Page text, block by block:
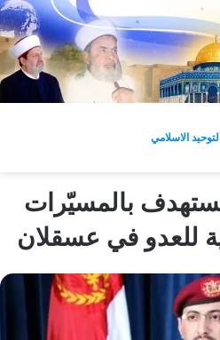
الاسلامي
تستهدف بالمسيّرات
للعدو في عسقلان